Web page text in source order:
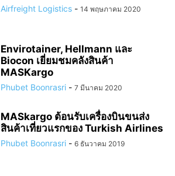
Airfreight Logistics - 14 พฤษภาคม 2020
Envirotainer, Hellmann และ
Biocon เยี่ยมชมคลังสินค้า
MASKargo
Phubet Boonrasri - 7 มีนาคม 2020
MASkargo ต้อนรับเครื่องบินขนส่ง
สินค้าเที่ยวแรกของ Turkish Airlines
Phubet Boonrasri - 6 ธันวาคม 2019